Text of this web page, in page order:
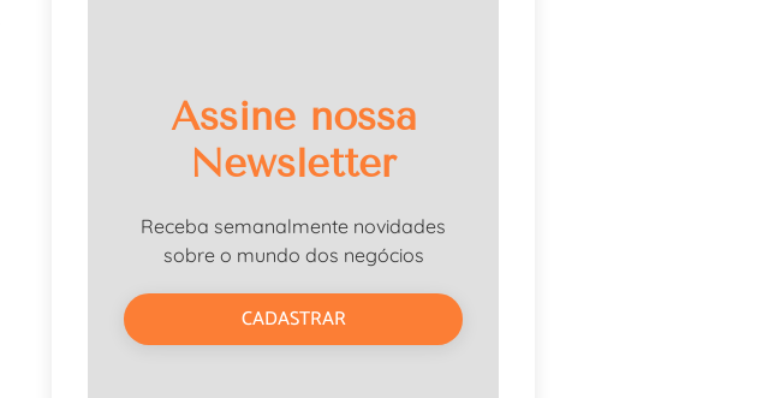
Assine nossa
Newsletter
Receba semanalmente novidades
sobre o mundo dos negócios
CADASTRAR